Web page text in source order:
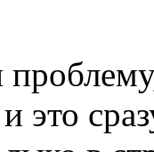
это